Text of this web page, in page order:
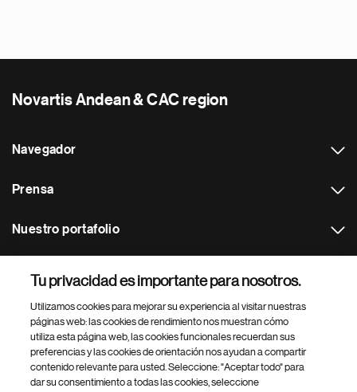
Novartis Andean & CAC region
Navegador
Prensa
Nuestro portafolio
Footer Site Search
Tu privacidad es importante para nosotros.
Utilizamos cookies para mejorar su experiencia al visitar nuestras
páginas web: las cookies de rendimiento nos muestran cómo
utiliza esta página web, las cookies funcionales recuerdan sus
preferencias y las cookies de orientación nos ayudan a compartir
contenido relevante para usted. Seleccione: "Aceptar todo" para
dar su consentimiento a todas las cookies, seleccione